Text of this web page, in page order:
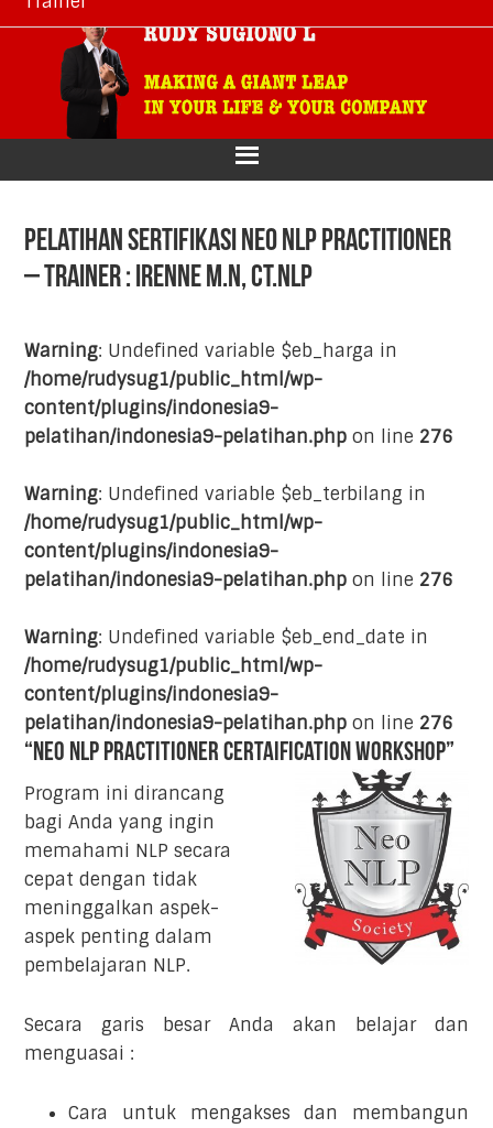
Skip
primary
navigation
Skip
content
Skip
primary
sidebar
Skip
Pelatihan Sertifikasi Neo NLP Practitioner
– Trainer : Irenne M.N, CT.NLP
Warning: Undefined variable $eb_harga in
/home/rudysug1/public_html/wp-
content/plugins/indonesia9-
pelatihan/indonesia9-pelatihan.php on line 276
Warning: Undefined variable $eb_terbilang in
/home/rudysug1/public_html/wp-
content/plugins/indonesia9-
pelatihan/indonesia9-pelatihan.php on line 276
Warning: Undefined variable $eb_end_date in
/home/rudysug1/public_html/wp-
content/plugins/indonesia9-
pelatihan/indonesia9-pelatihan.php on line 276
“Neo NLP Practitioner Certaification Workshop”
Program ini dirancang
bagi Anda yang ingin
memahami NLP secara
cepat dengan tidak
meninggalkan aspek-
aspek penting dalam
pembelajaran NLP.
Secara garis besar Anda akan belajar dan
menguasai :
Cara untuk mengakses dan membangun